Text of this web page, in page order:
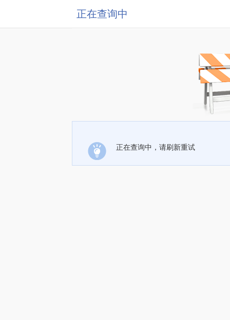
正在查询中
正在查询中，请刷新重试